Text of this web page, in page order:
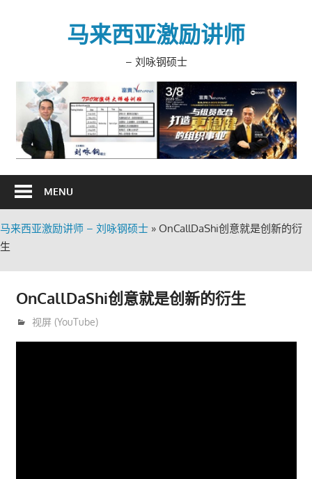
马来西亚激励讲师
– 刘咏钢硕士
MENU
马来西亚激励讲师 – 刘咏钢硕士 » OnCallDaShi创意就是创新的衍
生
OnCallDaShi创意就是创新的衍生
6月 25, 2016
trainer
视屏 (YouTube)